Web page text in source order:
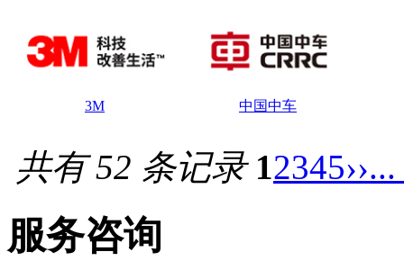
3M 中国中车
共有 52 条记录 12345››
服务咨询